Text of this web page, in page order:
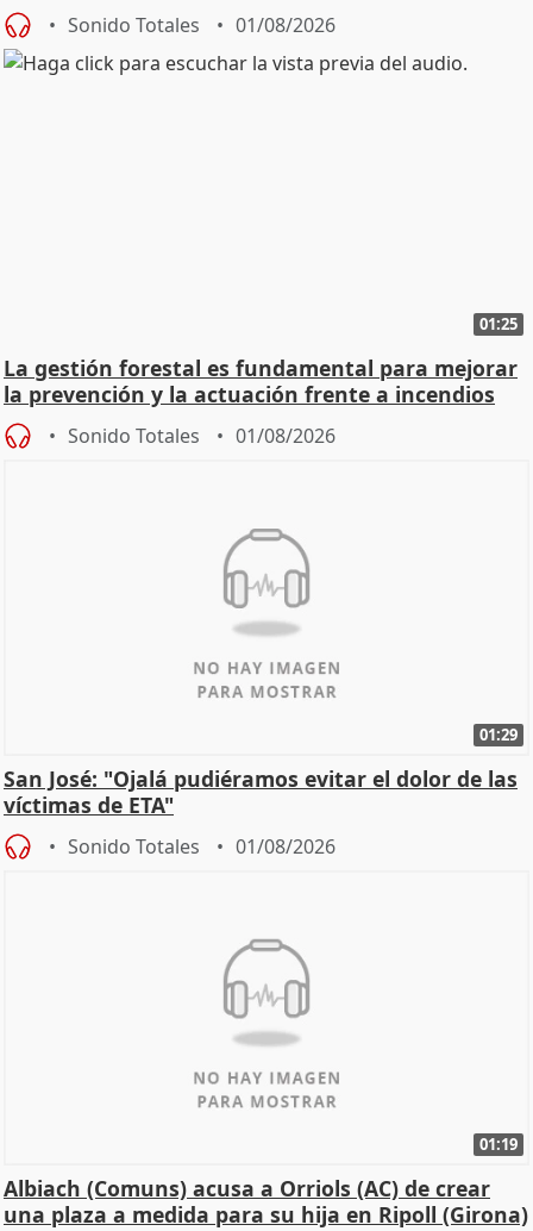
Sonido Totales 01/08/2026
01:25
La gestión forestal es fundamental para mejorar
la prevención y la actuación frente a incendios
Sonido Totales 01/08/2026
01:29
San José: "Ojalá pudiéramos evitar el dolor de las
víctimas de ETA"
Sonido Totales 01/08/2026
01:19
Albiach (Comuns) acusa a Orriols (AC) de crear
una plaza a medida para su hija en Ripoll (Girona)